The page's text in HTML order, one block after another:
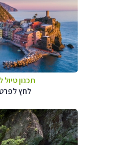
תכנון טיול
לחץ